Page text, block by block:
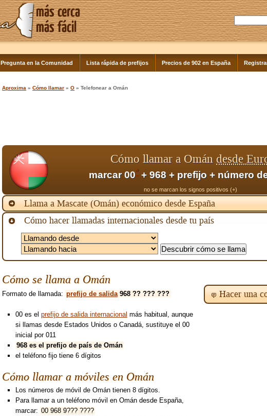
Pregunta en la Comunidad Lista rápida de prefijos Precios de 902 en España
Aproxima »Cómo llamar »O » Telefonear a Omán
Cómo llamar a Omándesde
marcar 00*+ 968 + prefijo + número
no se marcan los signos positivos (+)
Llama a Mascate (Omán) económico desde España
Cómo hacer llamadas internacionales desde tu país
Hacer una
Cómo se llama a Omán
Formato de llamada: prefijo de salida968 ?? ??? ???
00 es el prefijo de salida internacional más habitual, aunque
si llamas desde Estados Unidos o Canadá, sustituye el 00
inicial por 011
968 es el prefijo de país de Omán
el teléfono fijo tiene 6 dígitos
Cómo llamar a móviles en Omán
Los números de móvil de Omán tienen 8 dígitos.
Para llamar a un teléfono móvil en Omán desde España,
marcar: 00 968 9??? ????